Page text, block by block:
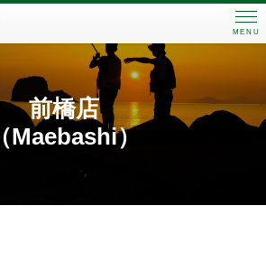
MENU
前橋店
（Maebashi）